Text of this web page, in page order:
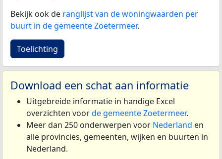
Bekijk ook de ranglijst van de woningwaarden per
buurt in de gemeente Zoetermeer.
Toelichting
Download een schat aan informatie
Uitgebreide informatie in handige Excel
overzichten voorde gemeente Zoetermeer.
Meer dan 250 onderwerpen voor Nederland en
alle provincies, gemeenten, wijken en buurten in
Nederland.